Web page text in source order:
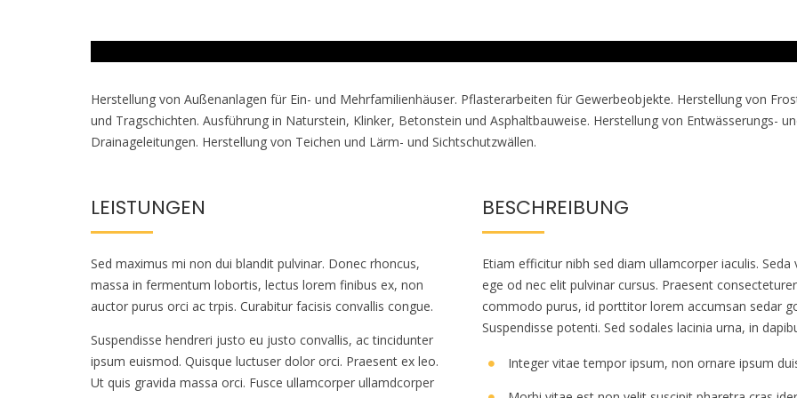
Herstellung von Außenanlagen für Ein- und Mehrfamilienhäuser. Pflasterarbeiten für Gewerbeobjekte. Herstellung von
und Tragschichten. Ausführung in Naturstein, Klinker, Betonstein und Asphaltbauweise. Herstellung von Entwässerungs-
Drainageleitungen. Herstellung von Teichen und Lärm- und Sichtschutzwällen.
LEISTUNGEN
Sed maximus mi non dui blandit pulvinar. Donec rhoncus,
massa in fermentum lobortis, lectus lorem finibus ex, non
auctor purus orci ac trpis. Curabitur facisis convallis congue.
Suspendisse hendreri justo eu justo convallis, ac tincidunter
ipsum euismod. Quisque luctuser dolor orci. Praesent ex leo.
Ut quis gravida massa orci. Fusce ullamcorper ullamdcorper
BESCHREIBUNG
Etiam efficitur nibh sed diam ullamcorper iaculis. Seda
ege od nec elit pulvinar cursus. Praesent consecteturer
commodo purus, id porttitor lorem accumsan sedar
Suspendisse potenti. Sed sodales lacinia urna, in
Integer vitae tempor ipsum, non ornare ipsum